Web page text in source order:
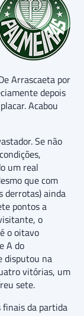
Arrascaeta por
depois
Acabou
Se não
um real
que com
derrotas) ainda
pontos a
o
o oitavo
A do
disputou na
vitórias, um
sete.
finais da partida